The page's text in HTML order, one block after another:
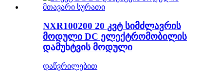
NXR100200 20 კვტ სიმძლავრის
მოდული DC ელექტრომობილის
დამუხტვის მოდული
დაწვრილებით